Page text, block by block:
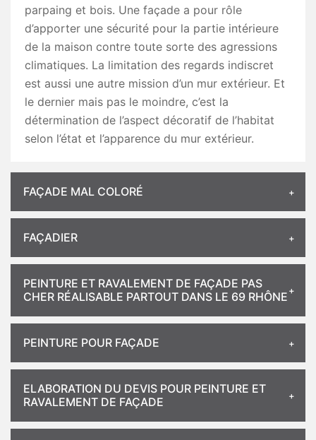
parpaing et bois. Une façade a pour rôle
d’apporter une sécurité pour la partie intérieure
de la maison contre toute sorte des agressions
climatiques. La limitation des regards indiscret
est aussi une autre mission d’un mur extérieur. Et
le dernier mais pas le moindre, c’est la
détermination de l’aspect décoratif de l’habitat
selon l’état et l’apparence du mur extérieur.
FAÇADE MAL COLORÉ
FAÇADIER
PEINTURE ET RAVALEMENT DE FAÇADE PAS
CHER RÉALISABLE PARTOUT DANS LE 69 RHÔNE
PEINTURE POUR FAÇADE
ELABORATION DU DEVIS POUR PEINTURE ET
RAVALEMENT DE FAÇADE